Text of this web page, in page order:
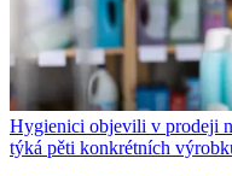
Hygienici objevili v prodeji
týká pěti konkrétních